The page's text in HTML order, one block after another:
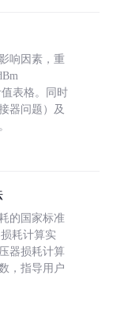
响因素，重
表格。同时
器问题）及
的国家标准
损耗计算实
器损耗计算
，指导用户